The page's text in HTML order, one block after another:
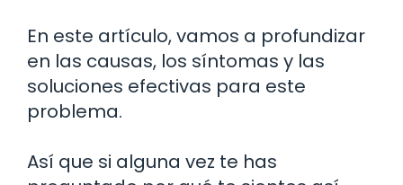
En este artículo, vamos a profundizar
en las causas, los síntomas y las
soluciones efectivas para este
problema.
Así que si alguna vez te has